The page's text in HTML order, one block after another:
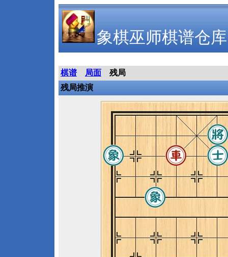
象棋巫师棋谱仓库
棋谱 局面
残局
残局推演